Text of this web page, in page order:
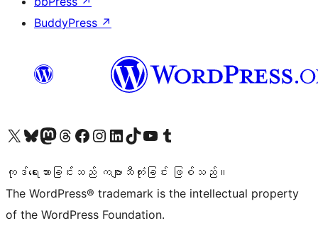
BuddyPress ↗
ကျွန်ုပ်တို့၏ X (ယခင် Twitter) အကောင့်သို့ သွားရောက်ကြည့်ရှုပါကျွန်ုပ်တို့၏ Bluesky အကောင့်သို့ ဝင်ရောက်ကြည့်ရှုရန်
ကျွန်ုပ်တို့၏ Mastodon အကောင့်သို့ သွားရောက်ကြည့်ရှုပါကျွန်ုပ်တို့၏ Threads အကောင့်သို့ ဝင်ရောက်ကြည့်ရှုရန်
ကျွန်ုပ်တို့၏ Facebook စာမျက်နှာသို့ သွားရောက်ကြည့်ရှုပါကျွန်ုပ်တို့၏ Instagram အကောင့်သို့ သွားရောက်ကြည့်ရှုပါ ကျွန်ုပ်တို့၏ LinkedIn အကောင့်သို့ သွားရောက်ကြည့်ရှုပါကျွန်ုပ်တို့၏ TikTok အကောင့်သို့ ဝင်ရောက်ကြည့်ရှုရန်
ကျွန်ုပ်တို့၏ YouTube ချန်နယ်သို့ သွားရောက်ကြည့်ရှုပါ ကျွန်ုပ်တို့၏ Tumblr အကောင့်သို့ ဝင်ရောက်ကြည့်ရှုရန်
ကုဒ်ရေးသားခြင်းသည် ကဗျာသီကုံးခြင်း ဖြစ်သည်။
The WordPress® trademark is the intellectual property
of the WordPress Foundation.